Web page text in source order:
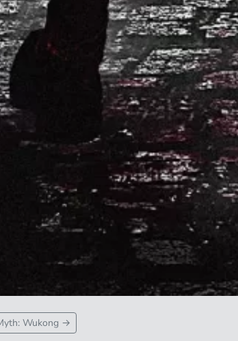
Wukong →